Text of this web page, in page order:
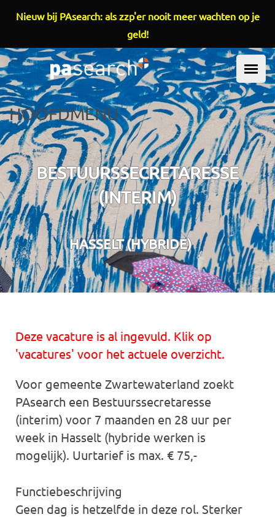
Overslaan en naar de inhoud gaan
HOOFDMENU
BESTUURSSECRETARESSE
(INTERIM)
HASSELT (HYBRIDE)
Deze vacature is al ingevuld. Klik op
'vacatures' voor het actuele overzicht.
Voor gemeente Zwartewaterland zoekt
PAsearch een Bestuurssecretaresse
(interim) voor 7 maanden en 28 uur per
week in Hasselt (hybride werken is
mogelijk). Uurtarief is max. € 75,-
Functiebeschrijving
Geen dag is hetzelfde in deze rol. Sterker
Nieuw bij PAsearch: als zzp'er nooit meer wachten op je
geld!